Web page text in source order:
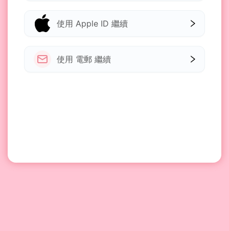
使用 Apple ID 繼續
使用 電郵 繼續